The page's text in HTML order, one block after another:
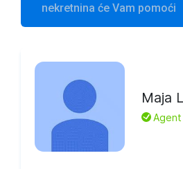
nekretnina će Vam pomoći
Maja
L Agent